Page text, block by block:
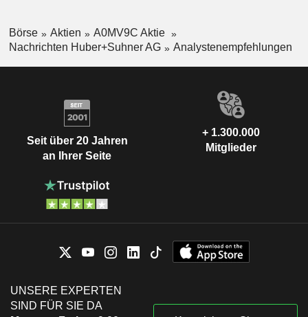
Börse Aktien
A0MV9C Aktie
Nachrichten Huber+Suhner AG
Analystenempfehlungen
Seit über 20 Jahren
an Ihrer Seite
+ 1.300.000
Mitglieder
UNSERE EXPERTEN
SIND FÜR SIE DA